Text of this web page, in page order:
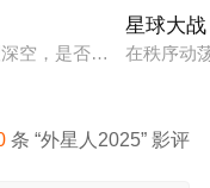
在高地])出演喜剧科幻片
空，是否有一个“它”也
星球大
在秩序动
条 “外星人2025” 影评